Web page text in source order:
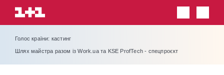
Голос країни: кастинг
Шлях майстра разом із Work.ua та KSE ProfTech - спецпроєкт